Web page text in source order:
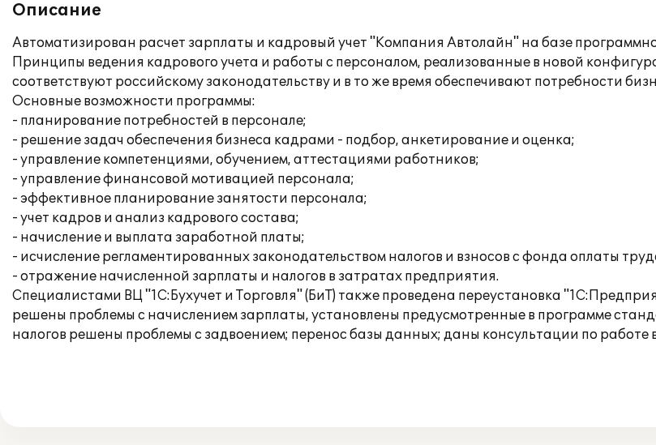
Описание
Автоматизирован расчет зарплаты и кадровый учет "Компания Автолайн" на базе
Принципы ведения кадрового учета и работы с персоналом, реализованные в новой
соответствуют российскому законодательству и в то же время обеспечивают потребности
Основные возможности программы:
- планирование потребностей в персонале;
- решение задач обеспечения бизнеса кадрами - подбор, анкетирование и оценка;
- управление компетенциями, обучением, аттестациями работников;
- управление финансовой мотивацией персонала;
- эффективное планирование занятости персонала;
- учет кадров и анализ кадрового состава;
- начисление и выплата заработной платы;
- исчисление регламентированных законодательством налогов и взносов с фонда оплаты
- отражение начисленной зарплаты и налогов в затратах предприятия.
Специалистами ВЦ "1С:Бухучет и Торговля" (БиТ) также проведена переустановка
решены проблемы с начислением зарплаты, установлены предусмотренные в программе
налогов решены проблемы с задвоением; перенос базы данных; даны консультации по